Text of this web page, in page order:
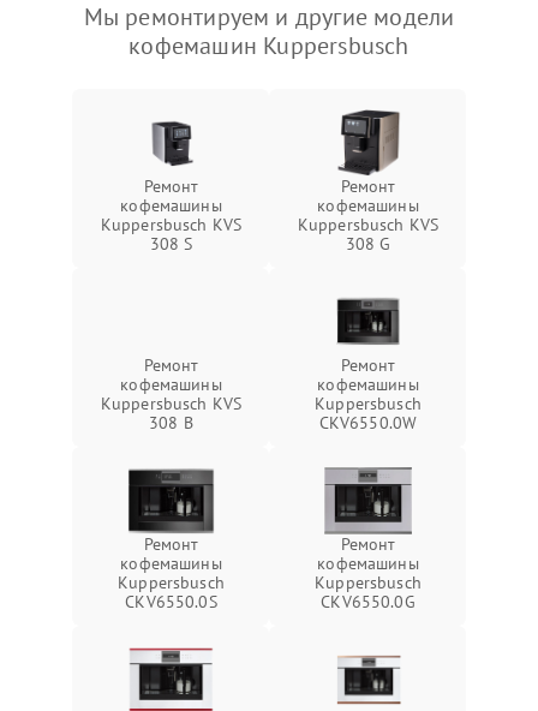
Мы ремонтируем и другие модели
кофемашин Kuppersbusch
Ремонт
кофемашины
Kuppersbusch KVS
308 S
Ремонт
кофемашины
Kuppersbusch KVS
308 G
Ремонт
кофемашины
Kuppersbusch KVS
308 B
Ремонт
кофемашины
Kuppersbusch
CKV6550.0W
Ремонт
кофемашины
Kuppersbusch
CKV6550.0S
Ремонт
кофемашины
Kuppersbusch
CKV6550.0G